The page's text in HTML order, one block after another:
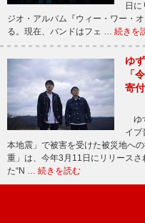
日
ジオ・アルバム『ウィー・ワー・
る。現在、バンドはフェ … 続きを
ゆ
「
寄
ゆ
イブ
本地震」で被害を受けた被災地へ
重」は、今年3月11日にリリース
た“N … 続きを読む